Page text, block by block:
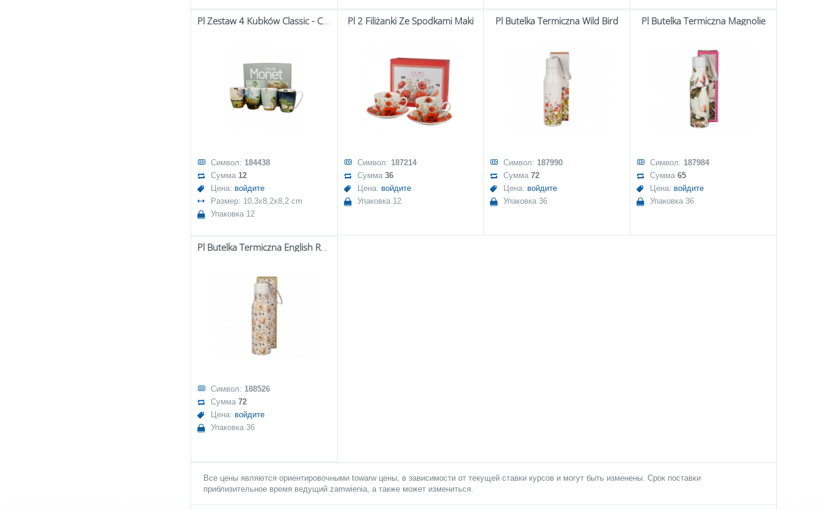
Pl Zestaw 4 Kubków Classic - C.monet
Символ: 184438
Сумма 12
Цена: войдите
Размер: 10,3x8,2x8,2 cm
Упаковка 12
Pl 2 Filiżanki Ze Spodkami Maki
Символ: 187214
Сумма 36
Цена: войдите
Упаковка 12
Pl Butelka Termiczna Wild Bird
Символ: 187990
Сумма 72
Цена: войдите
Упаковка 36
Pl Butelka Termiczna Magnolie
Символ: 187984
Сумма 65
Цена: войдите
Упаковка 36
Pl Butelka Termiczna English Roses White
Символ: 188526
Сумма 72
Цена: войдите
Упаковка 36
Все цены являются ориентировочными towarw цены, в зависимости от текущей ставки курсов и могут быть изменены. Срок поставки
приблизительное время ведущий zamwienia, а также может измениться.